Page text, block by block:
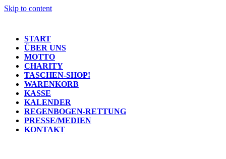
Skip to content
START
ÜBER UNS
MOTTO
CHARITY
TASCHEN-SHOP!
WARENKORB
KASSE
KALENDER
REGENBOGEN-RETTUNG
PRESSE/MEDIEN
KONTAKT